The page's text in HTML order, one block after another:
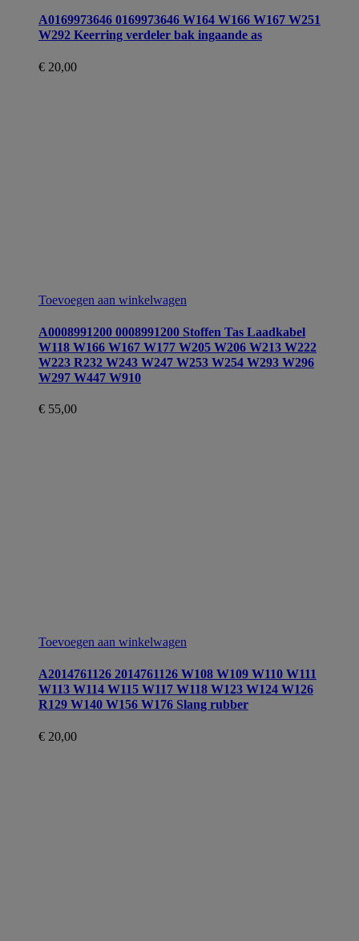
A0169973646 0169973646 W164 W166 W167 W251
W292 Keerring verdeler bak ingaande as
€ 20,00
Toevoegen aan winkelwagen
A0008991200 0008991200 Stoffen Tas Laadkabel
W118 W166 W167 W177 W205 W206 W213 W222
W223 R232 W243 W247 W253 W254 W293 W296
W297 W447 W910
€ 55,00
Toevoegen aan winkelwagen
A2014761126 2014761126 W108 W109 W110 W111
W113 W114 W115 W117 W118 W123 W124 W126
R129 W140 W156 W176 Slang rubber
€ 20,00